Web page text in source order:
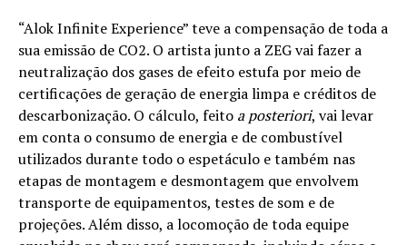
“Alok Infinite Experience” teve a compensação de toda a
sua emissão de CO2. O artista junto a ZEG vai fazer a
neutralização dos gases de efeito estufa por meio de
certificações de geração de energia limpa e créditos de
descarbonização. O cálculo, feito a posteriori, vai levar
em conta o consumo de energia e de combustível
utilizados durante todo o espetáculo e também nas
etapas de montagem e desmontagem que envolvem
transporte de equipamentos, testes de som e de
projeções. Além disso, a locomoção de toda equipe